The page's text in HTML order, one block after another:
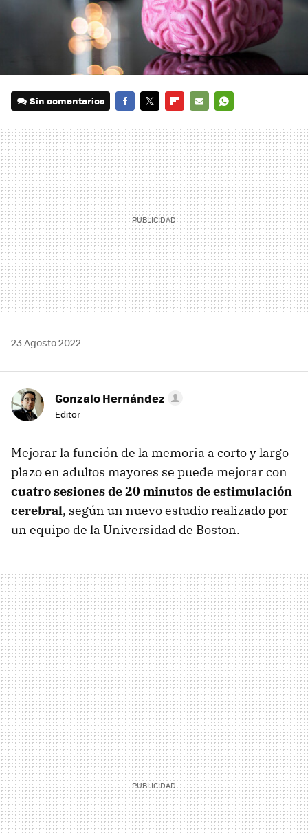
Sin comentarios
MAIL
23 Agosto 2022
Gonzalo Hernández
Editor
Mejorar la función de la memoria a corto y largo
plazo en adultos mayores se puede mejorar con
cuatro sesiones de 20 minutos de estimulación
cerebral, según un nuevo estudio realizado por
un equipo de la Universidad de Boston.